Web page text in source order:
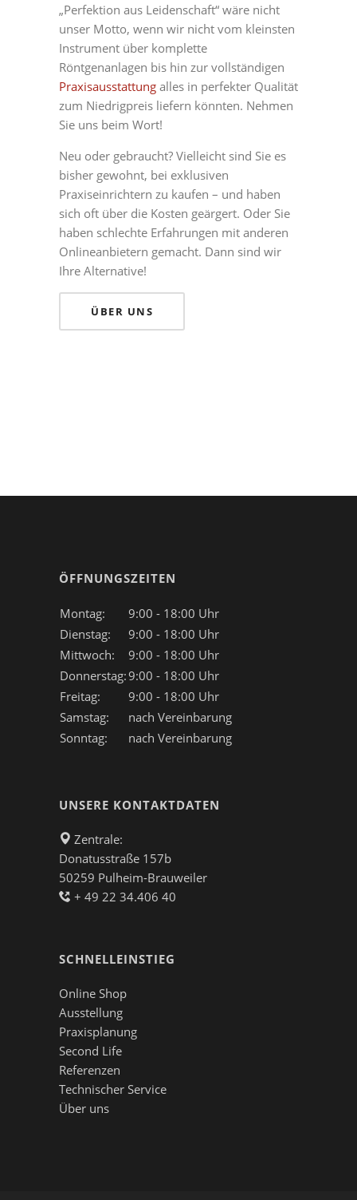
„Perfektion aus Leidenschaft“ wäre nicht
unser Motto, wenn wir nicht vom kleinsten
Instrument über komplette
Röntgenanlagen bis hin zur vollständigen
Praxisausstattung alles in perfekter Qualität
zum Niedrigpreis liefern könnten. Nehmen
Sie uns beim Wort!
Neu oder gebraucht? Vielleicht sind Sie es
bisher gewohnt, bei exklusiven
Praxiseinrichtern zu kaufen – und haben
sich oft über die Kosten geärgert. Oder Sie
haben schlechte Erfahrungen mit anderen
Onlineanbietern gemacht. Dann sind wir
Ihre Alternative!
ÜBER UNS
ÖFFNUNGSZEITEN
Montag:
9:00 - 18:00 Uhr
Dienstag:
9:00 - 18:00 Uhr
Mittwoch:
9:00 - 18:00 Uhr
Donnerstag:9:00 - 18:00 Uhr
Freitag:
9:00 - 18:00 Uhr
Samstag:
nach Vereinbarung
Sonntag:
nach Vereinbarung
UNSERE KONTAKTDATEN
Zentrale:
Donatusstraße 157b
50259 Pulheim-Brauweiler
+ 49 22 34.406 40
SCHNELLEINSTIEG
Online Shop
Ausstellung
Praxisplanung
Second Life
Referenzen
Technischer Service
Über uns